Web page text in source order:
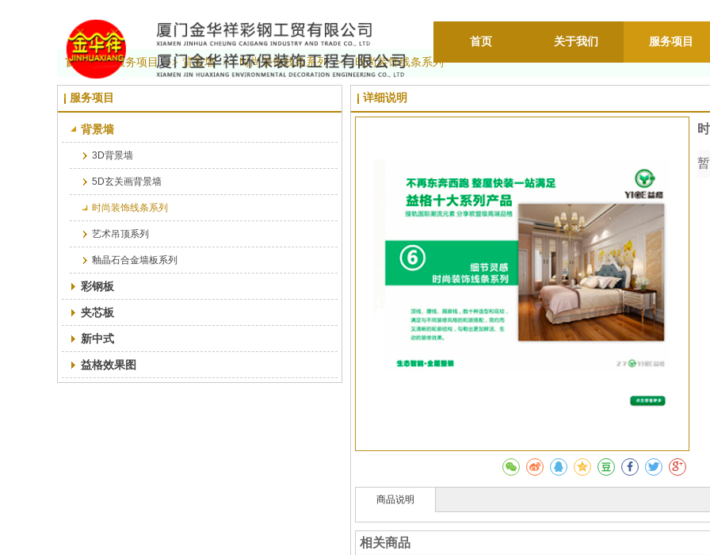
首页 关于我们
服务项目
首页 >> 服务项目 >> 背景墙 >> 时尚装饰线条系列 >> 时尚装饰线条系列
服务项目
背景墙
3D背景墙
5D玄关画背景墙
时尚装饰线条系列
艺术吊顶系列
釉晶石合金墙板系列
彩钢板
夹芯板
新中式
益格效果图
详细说明
商品说明
相关商品